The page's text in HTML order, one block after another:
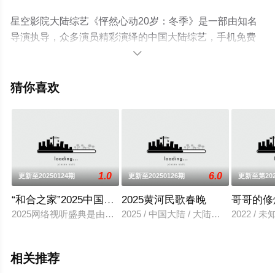
星空影院大陆综艺《怦然心动20岁：冬季》是一部由知名
导演执导，众多演员精彩演绎的中国大陆综艺，手机免费
观看高清无删减完整版综艺节目就上星空影视，更多相关

猜你喜欢
更新至20250124期 1.0
“和合之家”2025中国网络视听盛典
2025网络视听盛典是由国家广播电视总局指导，中国网络视听
更新至20250126期 6.0
2025黄河民歌春晚
2025 / 中国大陆 / 大陆综艺
更新至第
哥哥的
2022 / 未
相关推荐